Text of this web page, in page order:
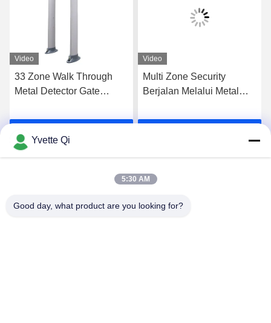
Video
33 Zone Walk Through
Metal Detector Gate
Tingkat Kepekaan 355
Dapatkan Harga Terbaik
Video
Multi Zone Security
Berjalan Melalui Metal
Untuk Sekolah Atau
Yvette Qi
5:30 AM
Good day, what product are you looking for?